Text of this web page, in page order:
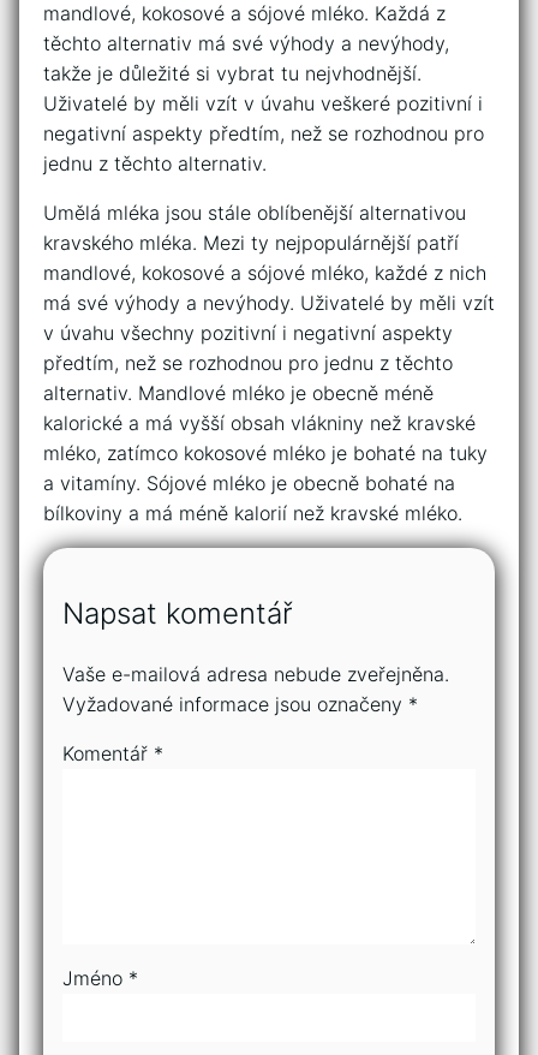
mandlové, kokosové a sójové mléko. Každá z
těchto alternativ má své výhody a nevýhody,
takže je důležité si vybrat tu nejvhodnější.
Uživatelé by měli vzít v úvahu veškeré pozitivní i
negativní aspekty předtím, než se rozhodnou pro
jednu z těchto alternativ.
Umělá mléka jsou stále oblíbenější alternativou
kravského mléka. Mezi ty nejpopulárnější patří
mandlové, kokosové a sójové mléko, každé z nich
má své výhody a nevýhody. Uživatelé by měli vzít
v úvahu všechny pozitivní i negativní aspekty
předtím, než se rozhodnou pro jednu z těchto
alternativ. Mandlové mléko je obecně méně
kalorické a má vyšší obsah vlákniny než kravské
mléko, zatímco kokosové mléko je bohaté na tuky
a vitamíny. Sójové mléko je obecně bohaté na
bílkoviny a má méně kalorií než kravské mléko.
Napsat komentář
Vaše e-mailová adresa nebude zveřejněna.
Vyžadované informace jsou označeny *
Komentář *
Jméno *